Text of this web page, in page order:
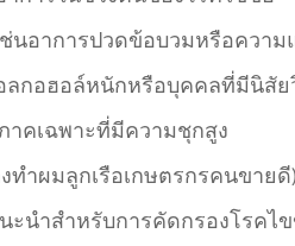
อาการปวดข้อบวมหรือความ
กอฮอล์หนักหรือบุคคลที่มีนิสัย
คเฉพาะที่มีความชุกสูง
ทำผมลูกเรือเกษตรกรคนขายดี)
นำสำหรับการคัดกรองโรคไข